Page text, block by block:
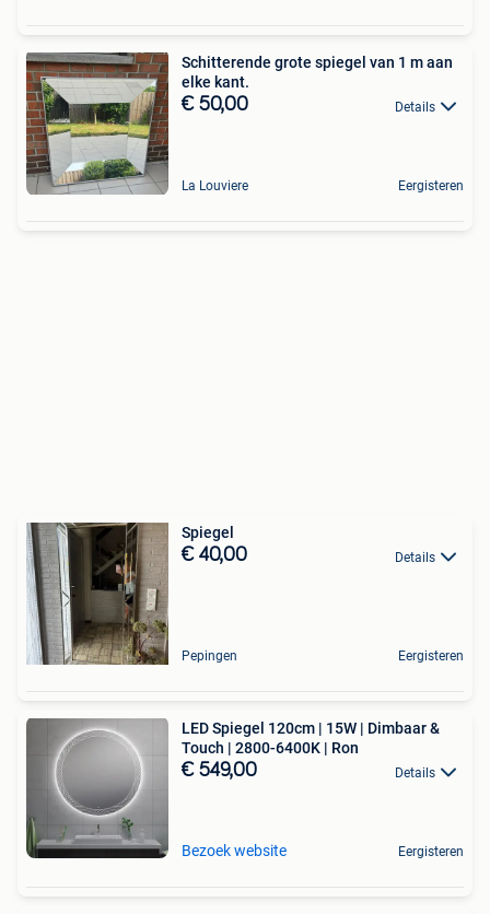
Schitterende grote spiegel van 1 m aan
elke kant.
€ 50,00 Details
La Louviere Eergisteren
Spiegel
€ 40,00 Details
Pepingen Eergisteren
LED Spiegel 120cm | 15W | Dimbaar &
Touch | 2800-6400K | Ron
€ 549,00 Details
Bezoek website Eergisteren